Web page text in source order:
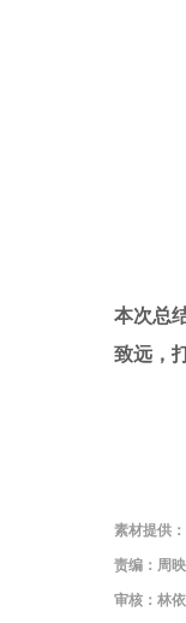
本次总
致远，
素材提供
责编：周
审核：林